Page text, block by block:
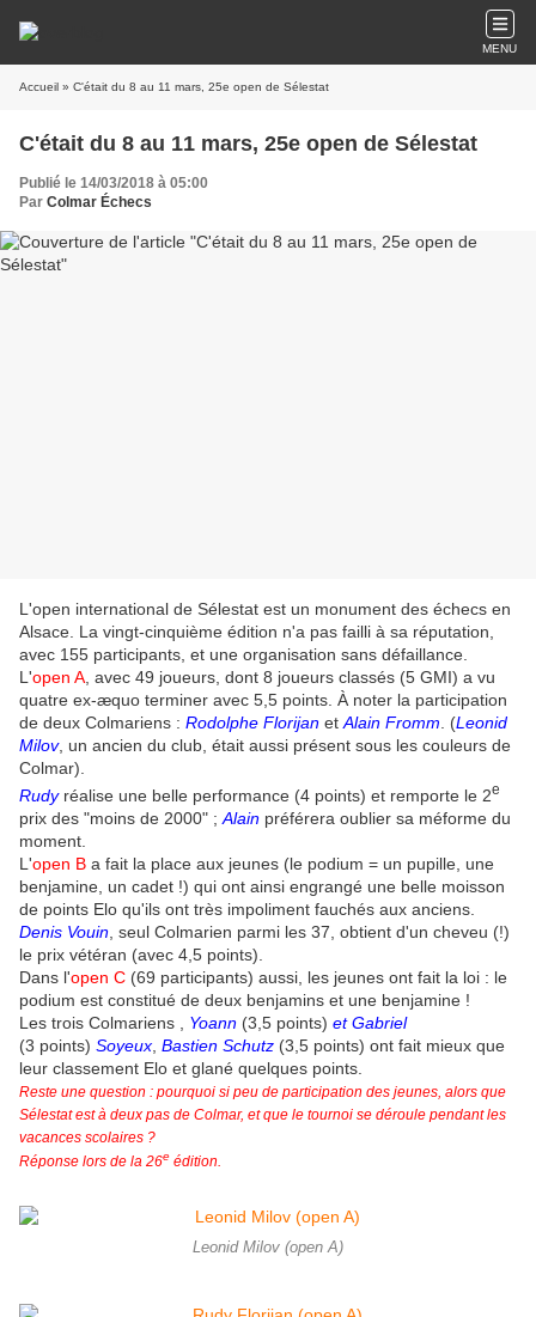
MENU
Accueil » C'était du 8 au 11 mars, 25e open de Sélestat
C'était du 8 au 11 mars, 25e open de Sélestat
Publié le 14/03/2018 à 05:00
Par Colmar Échecs
L'open international de Sélestat est un monument des échecs en
Alsace. La vingt-cinquième édition n'a pas failli à sa réputation,
avec 155 participants, et une organisation sans défaillance.
L'open A , avec 49 joueurs, dont 8 joueurs classés (5 GMI) a vu
quatre ex-æquo terminer avec 5,5 points. À noter la participation
de deux Colmariens : Rodolphe Florijan et Alain Fromm . (Leonid
Milov, un ancien du club, était aussi présent sous les couleurs de
Colmar).
Rudy réalise une belle performance (4 points) et remporte le 2e
prix des "moins de 2000" ; Alain préférera oublier sa méforme du
moment.
L'open B a fait la place aux jeunes (le podium = un pupille, une
benjamine, un cadet !) qui ont ainsi engrangé une belle moisson
de points Elo qu'ils ont très impoliment fauchés aux anciens.
Denis Vouin , seul Colmarien parmi les 37, obtient d'un cheveu (!)
le prix vétéran (avec 4,5 points).
Dans l'open C (69 participants) aussi, les jeunes ont fait la loi : le
podium est constitué de deux benjamins et une benjamine !
Les trois Colmariens , Yoann (3,5 points) et Gabriel
(3 points) Soyeux Bastien Schutz (3,5 points) ont fait mieux que
leur classement Elo et glané quelques points.
Reste une question : pourquoi si peu de participation des jeunes, alors que
Sélestat est à deux pas de Colmar, et que le tournoi se déroule pendant les
vacances scolaires ?
Réponse lors de la 26e édition.
Leonid Milov (open A)